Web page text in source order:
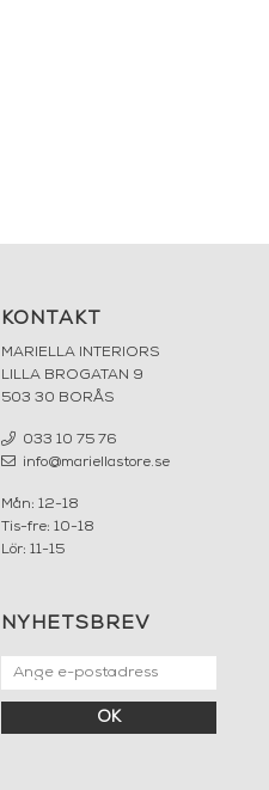
KONTAKT
MARIELLA INTERIORS
LILLA BROGATAN 9
503 30 BORÅS
033 10 75 76
info@mariellastore.se
Mån: 12-18
Tis-fre: 10-18
Lör: 11-15
NYHETSBREV
OK